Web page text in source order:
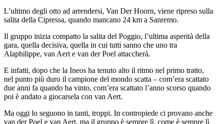
L’ultimo degli otto ad arrendersi, Van Der Hoorn, viene ripreso sulla
salita della Cipressa, quando mancano 24 km a Sanremo.
Il gruppo inizia compatto la salita del Poggio, l’ultima asperità della
gara, quella decisiva, quella in cui tutti sanno che uno tra
Alaphilippe, van Aert e van der Poel attaccherà.
E infatti, dopo che la Ineos ha tenuto alto il ritmo nel primo tratto,
nel punto più duro il campione del mondo scatta – com’era scattato
due anni fa quando ha vinto, com’era scattato l’anno scorso quando
poi è andato a giocarsela con van Aert.
Ma oggi lo seguono in tanti, troppi. In contropiede ci provano anche
van der Poel e van Aert, ma il gruppo è sempre lì, come è sempre lì